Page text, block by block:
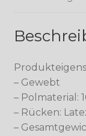
– Gewebt
– Polmaterial:
– Rücken:
–